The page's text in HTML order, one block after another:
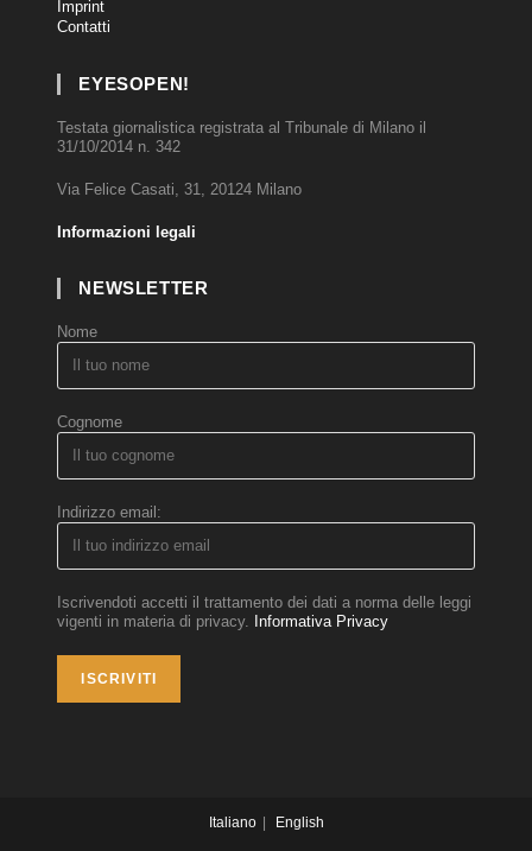
Imprint
Contatti
EYESOPEN!
Testata giornalistica registrata al Tribunale di Milano il
31/10/2014 n. 342
Via Felice Casati, 31, 20124 Milano
Informazioni legali
NEWSLETTER
Nome
Cognome
Indirizzo email:
Iscrivendoti accetti il trattamento dei dati a norma delle leggi
vigenti in materia di privacy.
Informativa Privacy
Italiano English